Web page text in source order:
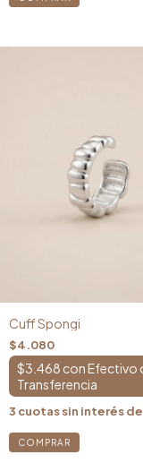
Cuff Spongi
$4.080
$3.468 con
3 cuotas sin interés de